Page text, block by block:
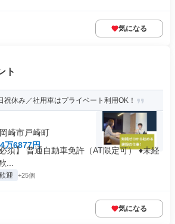
気になる
ト
休み／社用車はプライベート利用OK！
崎市戸崎町
万6877円
須】 普通自動車免許（AT限定可） ♦未経
...
迎 +25個
気になる